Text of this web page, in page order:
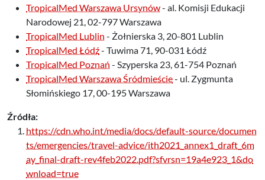
TropicalMed Warszawa Ursynów- al. Komisji Edukacji
Narodowej 21, 02-797 Warszawa
TropicalMed Lublin - Żołnierska 3, 20-801 Lublin
TropicalMed Łódź- Tuwima 71, 90-031 Łódź
TropicalMed Poznań - Szyperska 23, 61-754 Poznań
TropicalMed Warszawa Śródmieście- ul. Zygmunta
Słomińskiego 17, 00-195 Warszawa
Źródła:
https://cdn.who.int/media/docs/default-source/documen
ts/emergencies/travel-advice/ith2021_annex1_draft_6m
ay_final-draft-rev4feb2022.pdf?sfvrsn=19a4e923_1&do
wnload=true